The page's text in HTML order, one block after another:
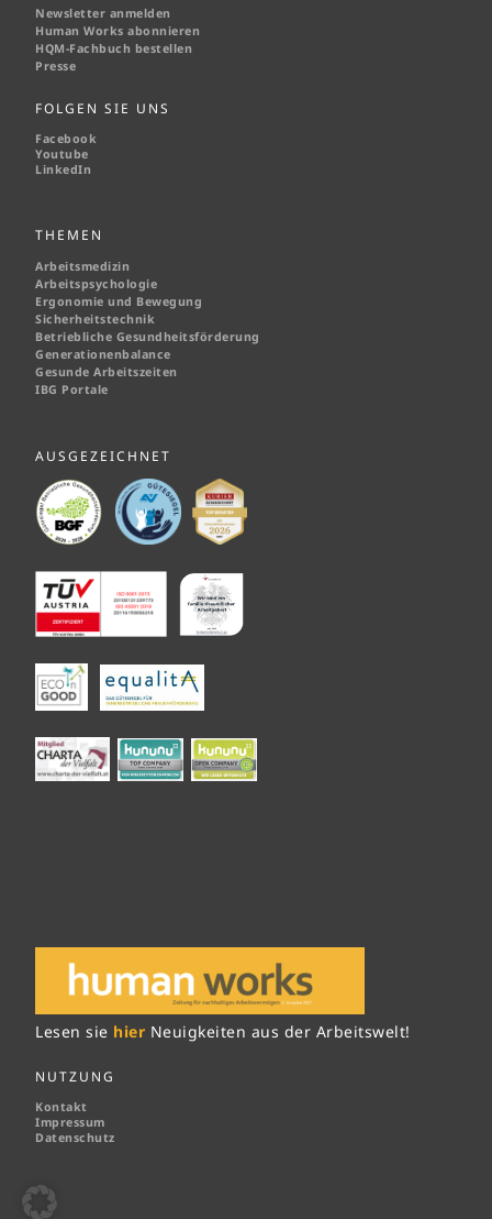
Newsletter anmelden
Human Works abonnieren
HQM-Fachbuch bestellen
Presse
FOLGEN SIE UNS
Facebook
Youtube
LinkedIn
THEMEN
Arbeitsmedizin
Arbeitspsychologie
Ergonomie und Bewegung
Sicherheitstechnik
Betriebliche Gesundheitsförderung
Generationenbalance
Gesunde Arbeitszeiten
IBG Portale
AUSGEZEICHNET
Lesen sie hier Neuigkeiten aus der Arbeitswelt!
NUTZUNG
Kontakt
Impressum
Datenschutz